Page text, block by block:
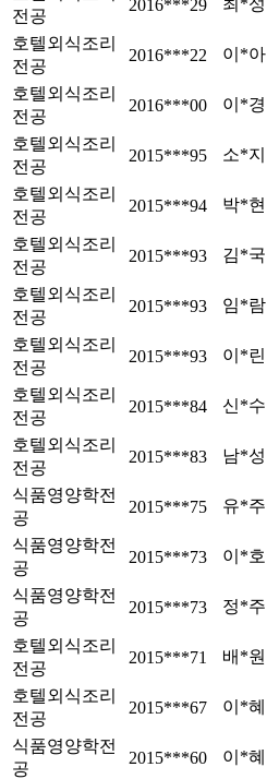
전공
2016***29
호텔외식조리
전공
2016***22 이*아
호텔외식조리
전공
2016***00 이*경
호텔외식조리
전공
2015***95 소*지
호텔외식조리
전공
2015***94 박*현
호텔외식조리
전공
2015***93 김*국
호텔외식조리
전공
2015***93 임*람
호텔외식조리
전공
2015***93 이*린
호텔외식조리
전공
2015***84 신*수
호텔외식조리
전공
2015***83 남*성
식품영양학전
공
2015***75 유*주
식품영양학전
공
2015***73 이*호
식품영양학전
공
2015***73 정*주
호텔외식조리
전공
2015***71 배*원
호텔외식조리
전공
2015***67 이*혜
식품영양학전
공
2015***60 이*혜